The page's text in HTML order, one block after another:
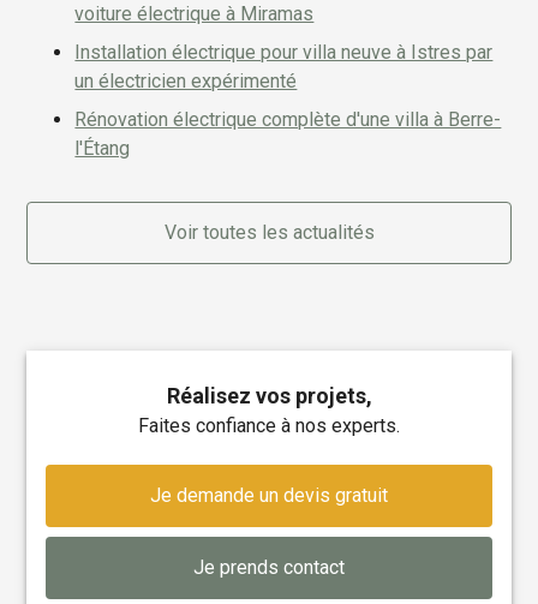
voiture électrique à Miramas
Installation électrique pour villa neuve à Istres par
un électricien expérimenté
Rénovation électrique complète d'une villa à Berre-
l'Étang
Voir toutes les actualités
Réalisez vos projets,
faites confiance à nos experts.
Je demande un devis gratuit
Je prends contact